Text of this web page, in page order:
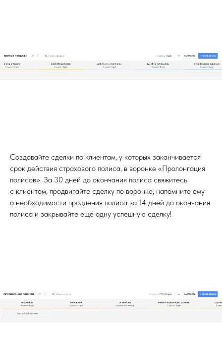
Создавайте сделки по клиентам, у которых заканчивается
срок действия страхового полиса, в воронке «Пролонгация
полисов». За 30 дней до окончания полиса свяжитесь
с клиентом, продвигайте сделку по воронке, напомните ему
о необходимости продления полиса за 14 дней до окончания
полиса и закрывайте ещё одну успешную сделку!